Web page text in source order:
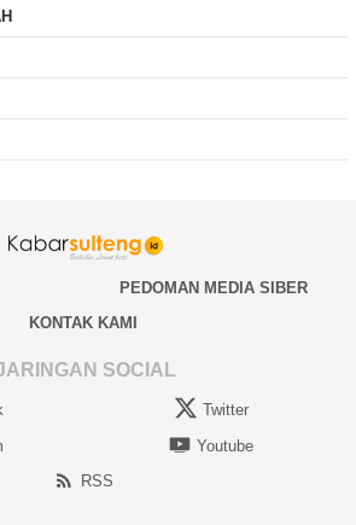
PEDOMAN MEDIA SIBER
KONTAK KAMI
SOCIAL
Twitter
Youtube
RSS